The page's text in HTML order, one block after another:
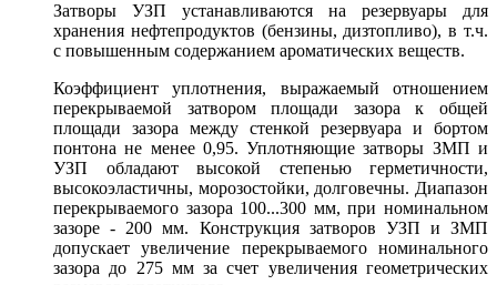
Затворы УЗП устанавливаются на резервуары для
хранения нефтепродуктов (бензины, дизтопливо), в т.ч.
с повышенным содержанием ароматических веществ.
Коэффициент уплотнения, выражаемый отношением
перекрываемой затвором площади зазора к общей
площади зазора между стенкой резервуара и бортом
понтона не менее 0,95. Уплотняющие затворы ЗМП и
УЗП обладают высокой степенью герметичности,
высокоэластичны, морозостойки, долговечны. Диапазон
перекрываемого зазора 100...300 мм, при номинальном
зазоре - 200 мм. Конструкция затворов УЗП и ЗМП
допускает увеличение перекрываемого номинального
зазора до 275 мм за счет увеличения геометрических